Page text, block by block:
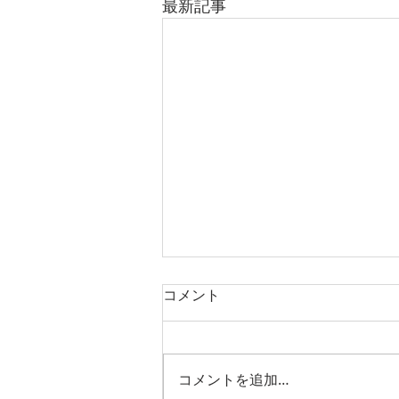
最新記事
コメント
コメントを追加…